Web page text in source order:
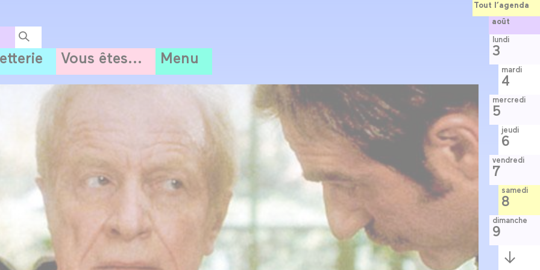
Vous êtes... Menu
Tout l’agenda
août
lundi
3
mardi
4
mercredi
5
jeudi
6
vendredi
7
samedi
8
dimanche
9
Semaine
suivante